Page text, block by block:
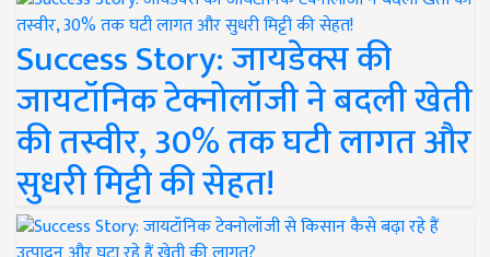
Success Story: जायडेक्स की
जायटॉनिक टेक्नोलॉजी ने बदली खेती
की तस्वीर, 30% तक घटी लागत और
सुधरी मिट्टी की सेहत!